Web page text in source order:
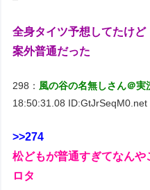
全身タイツ予想してたけど
案外普通だった
298： 風の谷の名無しさん＠実
18:50:31.08 ID:GtJrSeqM0.net
>>274
松どもが普通すぎてなん
ロタ